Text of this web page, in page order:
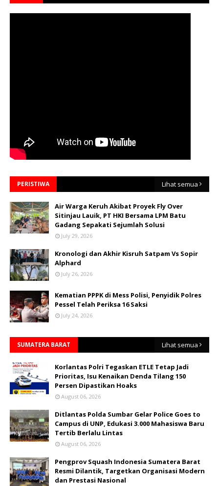
PERISTIWA Lihat semua
Air Warga Keruh Akibat Proyek Fly Over
Sitinjau Lauik, PT HKI Bersama LPM Batu
Gadang Sepakati Sejumlah Solusi
July 29, 2026
Kronologi dan Akhir Kisruh Satpam Vs Sopir
Alphard
July 26, 2026
Kematian PPPK di Mess Polisi, Penyidik Polres
Pessel Telah Periksa 16 Saksi
July 24, 2026
SUMATERA BARAT Lihat semua
Korlantas Polri Tegaskan ETLE Tetap Jadi
Prioritas, Isu Kenaikan Denda Tilang 150
Persen Dipastikan Hoaks
August 06, 2026
Ditlantas Polda Sumbar Gelar Police Goes to
Campus di UNP, Edukasi 3.000 Mahasiswa Baru
Tertib Berlalu Lintas
August 06, 2026
Pengprov Squash Indonesia Sumatera Barat
Resmi Dilantik, Targetkan Organisasi Modern
dan Prestasi Nasional